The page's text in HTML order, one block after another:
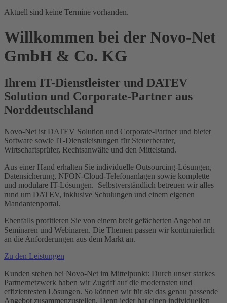
Aktuell sind keine Termine vorhanden.
Willkommen bei der Novo-Net
GmbH & Co. KG
Ihrem IT-Dienstleister und DATEV
Solution und Corporate-Partner aus
Norddeutschland
Novo-Net ist DATEV Solution und Corporate-Partner und bietet
Software sowie IT-Dienstleistungen für Steuerberater,
Wirtschaftsprüfer, Rechtsanwälte und den Mittelstand.
Aus einer Hand erhalten Sie individuelle Outsourcing-Lösungen,
Datensicherung, NFON-Cloud-Telefonanlagen sowie komplette
und modulare IT-Lösungen. Selbstverständlich betreuen wir alles
rund um DATEV, inklusive Schulungen und einem eigenen
Mandantenportal.
Ebenfalls profitieren Sie von einem breit gefächerten Angebot an
Seminaren und Webinaren. Die Themen passen wir kontinuierlich
an die Anforderungen aus dem Markt an.
Zu den Leistungen
Kunden stehen bei Novo-Net im Mittelpunkt: Durch unser starkes
Partnernetzwerk haben wir Zugriff auf die modernsten und
effizientesten Lösungen. So können wir für sie das genau passende
Angebot zusammenzustellen. Denn jeder hat einen individuellen